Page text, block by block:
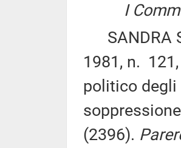
I
SANDRA
1981, n.
politico degli
(2396).